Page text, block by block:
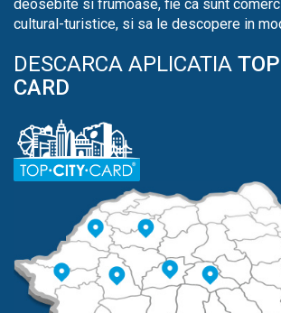
deosebite si frumoase, fie ca sunt
cultural-turistice, si sa le descopere in
DESCARCA APLICATIA
CARD